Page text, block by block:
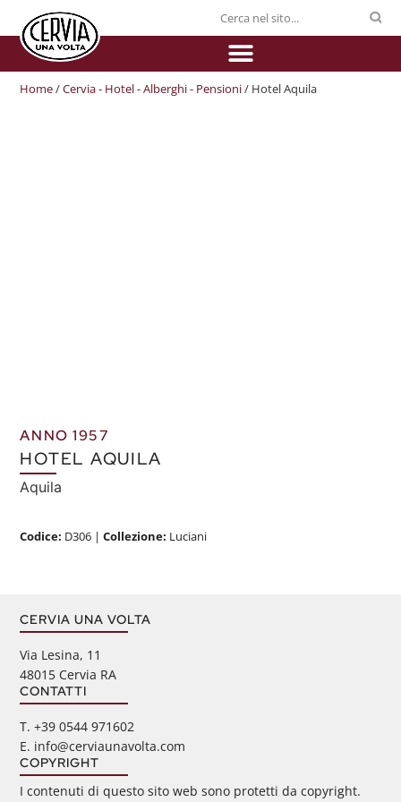
Home/Cervia - Hotel - Alberghi - Pensioni/ Hotel Aquila
ANNO 1957
HOTEL AQUILA
Aquila
Codice: D306 |Collezione: Luciani
CERVIA UNA VOLTA
Via Lesina, 11
48015 Cervia RA
CONTATTI
‭T. +39 0544 971602
E. info@cerviaunavolta.com
COPYRIGHT
I contenuti di questo sito web sono protetti da copyright.